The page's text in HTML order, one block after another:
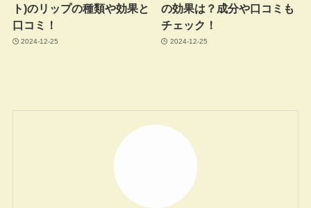
ト)のリップの種類や効果と
口コミ！
2024-12-25
の効果は？成分や口コミも
チェック！
2024-12-25